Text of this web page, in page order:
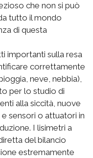
che non si può
tutto il mondo
di questa
importanti sulla resa
correttamente
neve, nebbia),
per lo studio di
alla siccità, nuove
sensori o attuatori in
I lisimetri a
del bilancio
estremamente